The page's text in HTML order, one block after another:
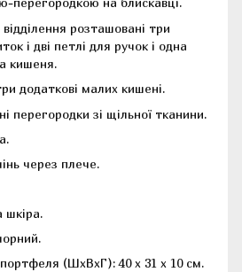
розташовані три
і дві петлі для ручок і одна
кишеня.
додаткові малих кишені.
перегородки зі щільної тканини.
через плече.
шкіра.
портфеля (ШхВхГ): 40 х 31 х 10 см.